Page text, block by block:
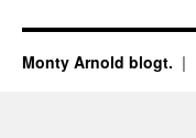
Monty Arnold blogt.